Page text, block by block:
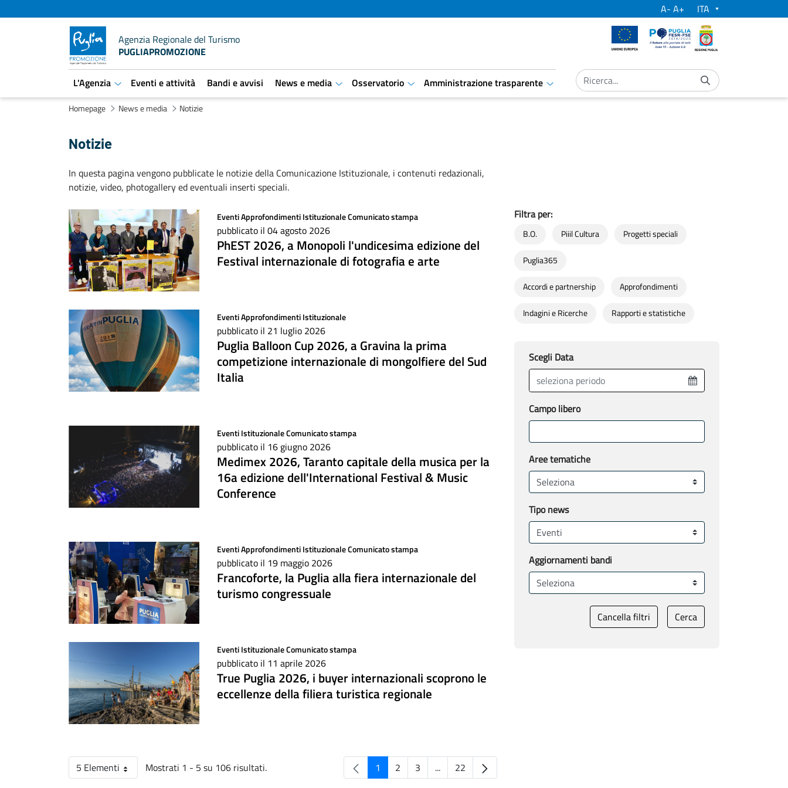
A- A+
Agenzia Regionale del Turismo
PUGLIAPROMOZIONE
Unione Europea Por Puglia
L'Agenzia
aret.open.submenu
Eventi e attività Bandi e avvisi News e media
aret.open.submenu
Osservatorio
aret.open.submenu
Amministrazione trasparente
aret.open.submenu
Homepage News e media Notizie
Notizie
In questa pagina vengono pubblicate le notizie della Comunicazione Istituzionale, i contenuti redazionali,
notizie, video, photogallery ed eventuali inserti speciali.
EventiApprofondimentiIstituzionaleComunicato stampa
pubblicato il 04 agosto 2026
PhEST 2026, a Monopoli l'undicesima edizione del
Festival internazionale di fotografia e arte
EventiApprofondimentiIstituzionale
pubblicato il 21 luglio 2026
Puglia Balloon Cup 2026, a Gravina la prima
competizione internazionale di mongolfiere del Sud
Italia
EventiIstituzionaleComunicato stampa
pubblicato il 16 giugno 2026
Medimex 2026, Taranto capitale della musica per la
16a edizione dell'International Festival & Music
Conference
EventiApprofondimentiIstituzionaleComunicato stampa
pubblicato il 19 maggio 2026
Francoforte, la Puglia alla fiera internazionale del
turismo congressuale
EventiIstituzionaleComunicato stampa
pubblicato il 11 aprile 2026
True Puglia 2026, i buyer internazionali scoprono le
eccellenze della filiera turistica regionale
5 ElementiPer pagina Mostrati 1 - 5 su 106 risultati. Pagina
1 Pagina
2 Pagina
3 ...
Pagine intermedie
Pagina
22
Filtra per:
B.O. Piiil Cultura Progetti speciali
Puglia365
Accordi e partnership Approfondimenti
Indagini e Ricerche Rapporti e statistiche
Scegli Data
Campo libero
Aree tematiche
Tipo news
Aggiornamenti bandi
Cancella filtri Cerca